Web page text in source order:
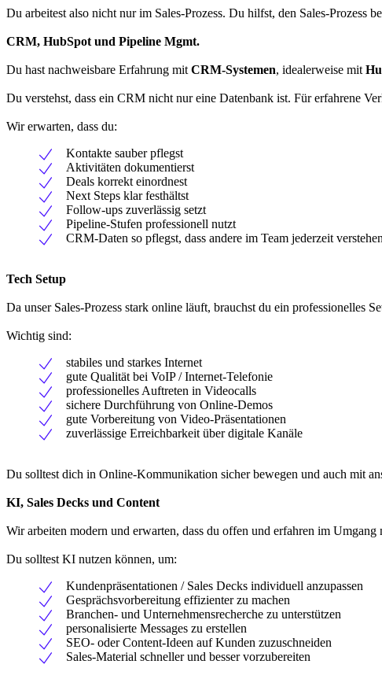
Du arbeitest also nicht nur im Sales-Prozess. Du hilfst, den Sales-Prozess
CRM, HubSpot und Pipeline Mgmt.
Du hast nachweisbare Erfahrung mit CRM-Systemen, idealerweise mit
Du verstehst, dass ein CRM nicht nur eine Datenbank ist. Für erfahrene
Wir erwarten, dass du:
Kontakte sauber pflegst
Aktivitäten dokumentierst
Deals korrekt einordnest
Next Steps klar festhältst
Follow-ups zuverlässig setzt
Pipeline-Stufen professionell nutzt
CRM-Daten so pflegst, dass andere im Team jederzeit
Tech Setup
Da unser Sales-Prozess stark online läuft, brauchst du ein professionelles
Wichtig sind:
stabiles und starkes Internet
gute Qualität bei VoIP / Internet-Telefonie
professionelles Auftreten in Videocalls
sichere Durchführung von Online-Demos
gute Vorbereitung von Video-Präsentationen
zuverlässige Erreichbarkeit über digitale Kanäle
Du solltest dich in Online-Kommunikation sicher bewegen und auch mit
KI, Sales Decks und Content
Wir arbeiten modern und erwarten, dass du offen und erfahren im
Du solltest KI nutzen können, um:
Kundenpräsentationen / Sales Decks individuell anzupassen
Gesprächsvorbereitung effizienter zu machen
Branchen- und Unternehmensrecherche zu unterstützen
personalisierte Messages zu erstellen
SEO- oder Content-Ideen auf Kunden zuzuschneiden
Sales-Material schneller und besser vorzubereiten